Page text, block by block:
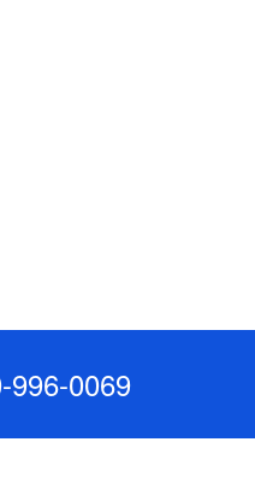
996-0069